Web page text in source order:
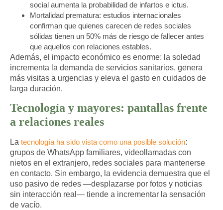
social aumenta la probabilidad de infartos e ictus.
Mortalidad prematura: estudios internacionales
confirman que quienes carecen de redes sociales
sólidas tienen un 50% más de riesgo de fallecer antes
que aquellos con relaciones estables.
Además, el impacto económico es enorme: la soledad
incrementa la demanda de servicios sanitarios, genera
más visitas a urgencias y eleva el gasto en cuidados de
larga duración.
Tecnología y mayores: pantallas frente
a relaciones reales
La tecnología ha sido vista como una posible solución:
grupos de WhatsApp familiares, videollamadas con
nietos en el extranjero, redes sociales para mantenerse
en contacto. Sin embargo, la evidencia demuestra que el
uso pasivo de redes —desplazarse por fotos y noticias
sin interacción real— tiende a incrementar la sensación
de vacío.